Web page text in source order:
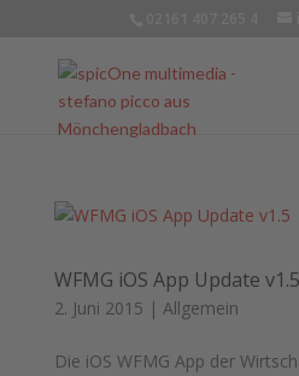
WFMG iOS App Update v1.5
2. Juni 2015 | Allgemein
Die iOS WFMG App der